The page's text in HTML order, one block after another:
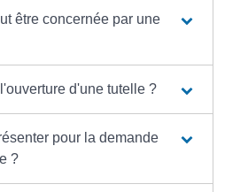
être concernée par une
d'une tutelle ?
pour la demande
?